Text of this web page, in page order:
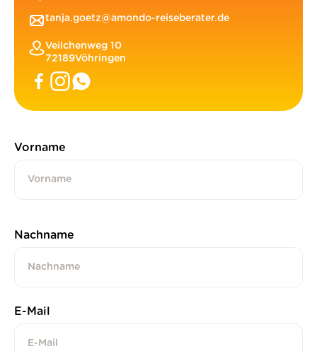
tanja.goetz@amondo-reiseberater.de
Veilchenweg 10
72189Vöhringen
Vorname
Nachname
E-Mail